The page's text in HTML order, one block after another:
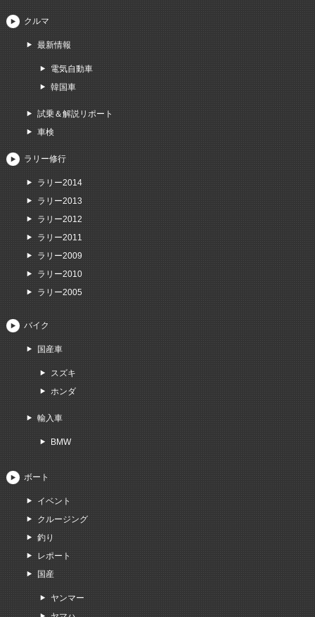
クルマ
最新情報
電気自動車
韓国車
試乗＆解説リポート
車検
ラリー修行
ラリー2014
ラリー2013
ラリー2012
ラリー2011
ラリー2009
ラリー2010
ラリー2005
バイク
国産車
スズキ
ホンダ
輸入車
BMW
ボート
イベント
クルージング
釣り
レポート
国産
ヤンマー